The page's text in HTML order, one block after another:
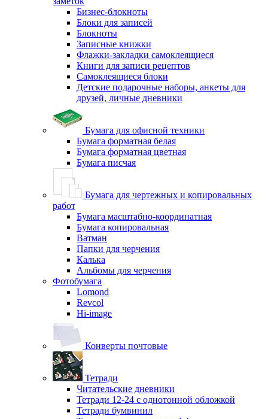
Бизнес-блокноты
Блоки для записей
Блокноты
Записные книжки
Флажки-закладки самоклеящиеся
Книги для записи рецептов
Самоклеящиеся блоки
Детские подарочные наборы, анкеты для
друзей, личные дневники
Бумага для офисной техники
Бумага форматная белая
Бумага форматная цветная
Бумага писчая
Бумага для чертежных и копировальных
работ
Бумага масштабно-координатная
Бумага копировальная
Ватман
Папки для черчения
Калька
Альбомы для черчения
Фотобумага
Lomond
Revcol
Hi-image
Конверты почтовые
Тетради
Читательские дневники
Тетради 12-24 с однотонной обложкой
Тетради бумвинил